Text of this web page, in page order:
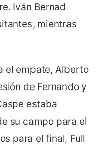
Iván Bernad
mientras
el empate, Alberto
de Fernando y
estaba
su campo para el
para el final, Full